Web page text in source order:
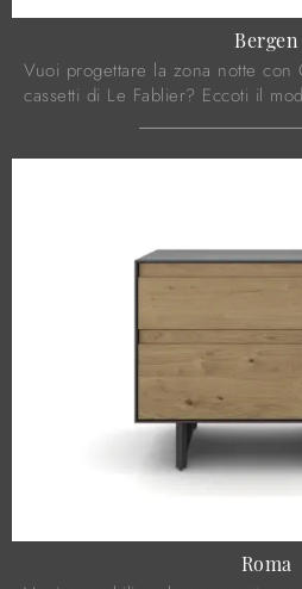
Bergen
Vuoi progettare la zona notte con
cassetti di Le Fablier? Eccoti il
Roma